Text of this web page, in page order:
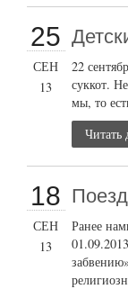
25
СЕН
13
22
суккот.
мы, то
Читать
18
СЕН
13
Ранее